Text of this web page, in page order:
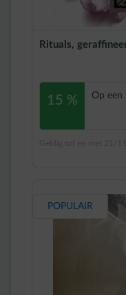
Rituals,
15 % Op een
POPULAIR